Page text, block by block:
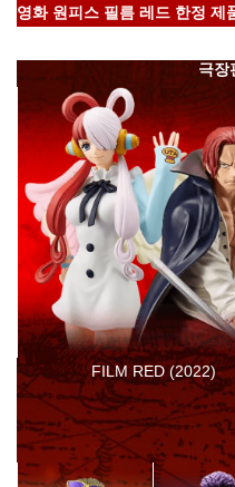
영화 원피스 필름 레드 한정 제
극장
FILM RED (2022)